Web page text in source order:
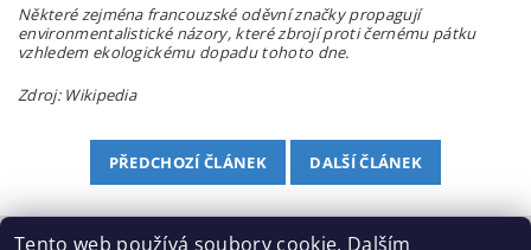
Některé zejména francouzské oděvní značky propagují
environmentalistické názory, které zbrojí proti černému pátku
vzhledem ekologickému dopadu tohoto dne.
Zdroj: Wikipedia
PŘEDCHOZÍ ČLÁNEK DALŠÍ ČLÁNEK
Tento web používá soubory cookie. Dalším